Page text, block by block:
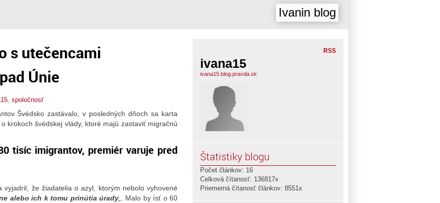
Ivanin blog
s utečencami
Únie
spoločnosť
Švédsko zastávalo, v posledných dňoch sa karta
krokoch švédskej vlády, ktoré majú zastaviť migračnú
tisíc imigrantov, premiér varuje pred
vyjadril, že žiadatelia o azyl, ktorým nebolo vyhovené
alebo ich k tomu prinútia úrady„
. Malo by ísť o 60
RSS
ivana15
ivana15.blog.pravda.sk
Štatistiky blogu
Počet článkov: 16
Celková čítanosť: 136817x
Priemerná čítanosť článkov: 8551x